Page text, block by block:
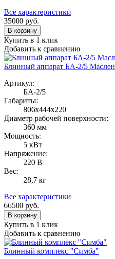
Все характеристики
35000 руб.
В корзину
Купить в 1 клик
Добавить к сравнению
Блинный аппарат БА-2/5
Артикул:
БА-2/5
Габариты:
806х444х220
Диаметр рабочей поверхности:
360 мм
Мощность:
5 кВт
Напряжение:
220 В
Вес:
28,7 кг
Все характеристики
66500 руб.
В корзину
Купить в 1 клик
Добавить к сравнению
Блинный комплекс "Симба"